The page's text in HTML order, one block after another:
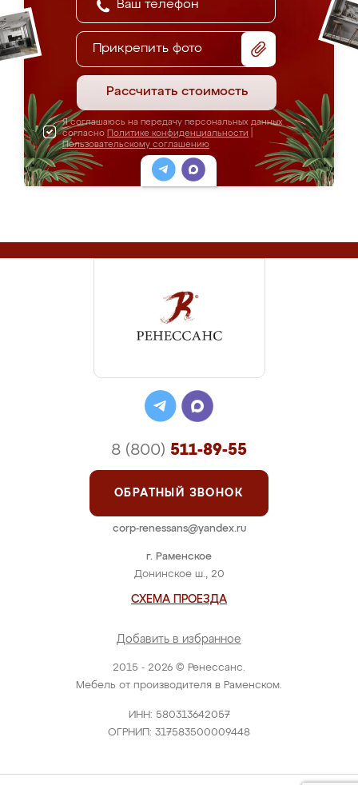
Прикрепить фото
Рассчитать стоимость
Я соглашаюсь на передачу персональных данных
согласно Политике конфиденциальности
Пользовательскому соглашению
2015 - 2026 © Ренессанс.
Мебель от производителя в Раменском.
ИНН: 580313642057
ОГРНИП: 317583500009448
г. Раменское
Донинское ш., 20
СХЕМА ПРОЕЗДА
Добавить в избранное
8 (800) 511-89-55
ОБРАТНЫЙ ЗВОНОК
corp-renessans@yandex.ru